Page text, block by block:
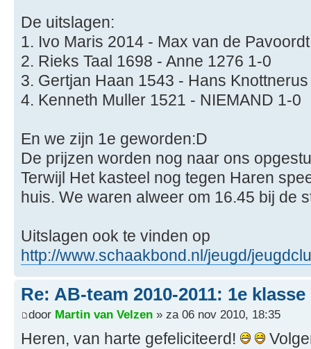
De uitslagen:
1. Ivo Maris 2014 - Max van de
2. Rieks Taal 1698 - Anne 1276 1-0
3. Gertjan Haan 1543 - Hans
4. Kenneth Muller 1521 - NIEMAND 1-0
En we zijn 1e geworden:D
De prijzen worden nog naar ons
Terwijl Het kasteel nog tegen Haren
huis. We waren alweer om 16.45 bij de
Uitslagen ook te vinden op
http://www.schaakbond.nl/jeugd/
Re: AB-team 2010-2011: 1e klasse
door Martin van Velzen » za 06 nov 2010, 18:35
Heren, van harte gefeliciteerd!